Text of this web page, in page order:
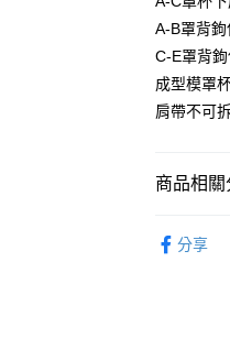
２．訂單
３．收到
／ATM／
※ 請注意
絡購買商
先享後付
交易，需
付款後全
出
每筆
萊爾富取
付款後萊
7-11取貨
A-B罩背
C-E罩背
成型模罩
肩帶不可
商品相
分享